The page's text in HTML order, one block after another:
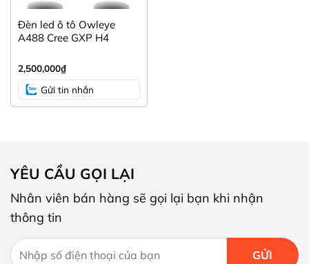
Đèn led ô tô Owleye
A488 Cree GXP H4
2,500,000₫
Gửi tin nhắn
YÊU CẦU GỌI LẠI
Nhân viên bán hàng sẽ gọi lại bạn khi nhận
thông tin